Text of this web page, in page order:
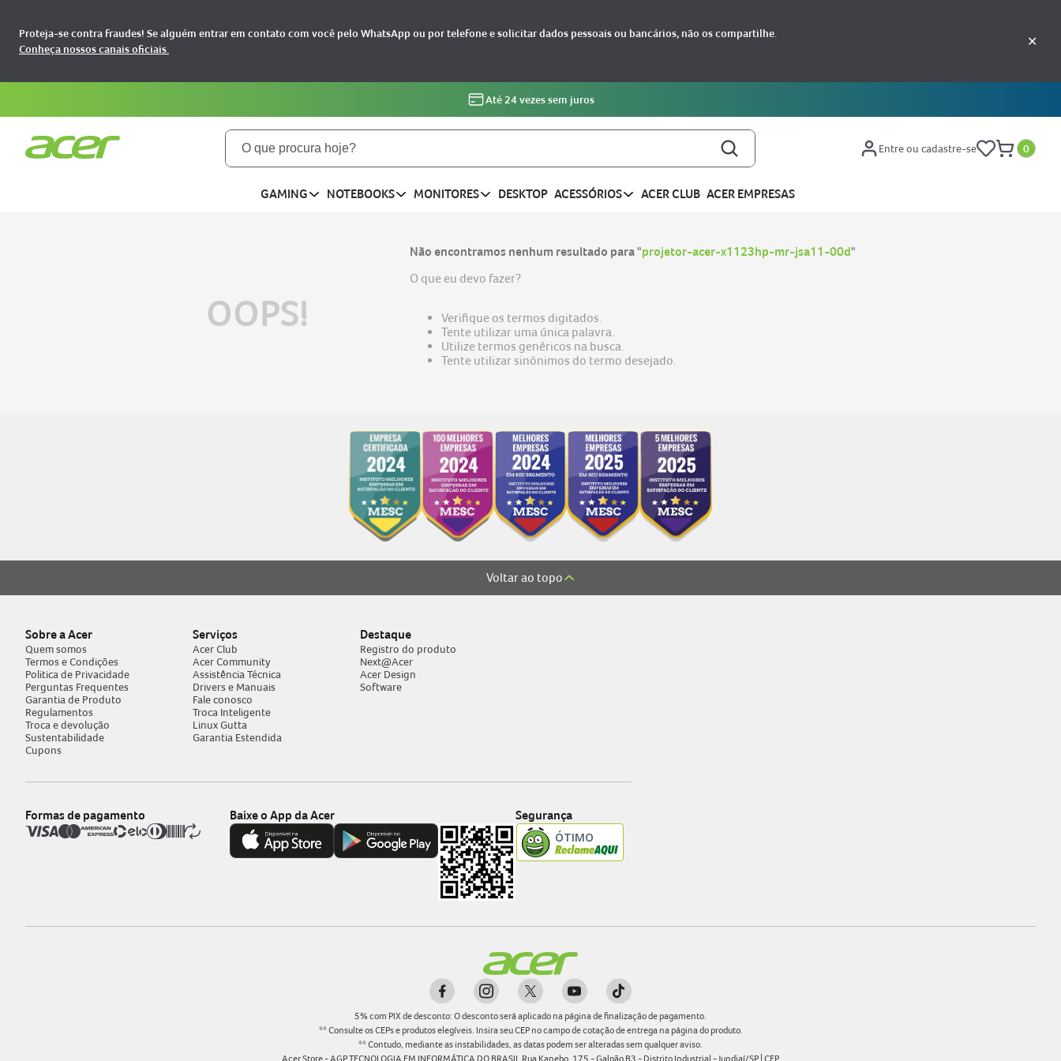
Proteja-se contra fraudes! Se alguém entrar em contato com você pelo WhatsApp ou por telefone e solicitar dados pessoais ou bancários, não os compartilhe.
Conheça nossos canais oficiais.
✕
5% OFF na primeira compra cupom:
O que procura hoje?
predator
Entre ou cadastre-se 0
GAMING NOTEBOOKS MONITORES DESKTOP ACESSÓRIOS ACER CLUB ACER EMPRESAS
OOPS!
Não encontramos nenhum resultado para "projetor-acer-x1123hp-mr-jsa11-00d"
O que eu devo fazer?
Verifique os termos digitados.
Tente utilizar uma única palavra.
Utilize termos genéricos na busca.
Tente utilizar sinônimos do termo desejado.
Voltar ao topo
Sobre a Acer
Quem somos
Termos e Condições
Politica de Privacidade
Perguntas Frequentes
Garantia de Produto
Regulamentos
Troca e devolução
Sustentabilidade
Cupons
Serviços
Acer Club
Acer Community
Assistência Técnica
Drivers e Manuais
Fale conosco
Troca Inteligente
Linux Gutta
Garantia Estendida
Destaque
Registro do produto
Next@Acer
Acer Design
Software
Formas de pagamento Baixe o App da Acer Segurança
5%com PIX de desconto: O desconto será aplicado na página de finalização de pagamento.
** Consulte os CEPs e produtos elegíveis. Insira seu CEP no campo de cotação de entrega na página do produto.
** Contudo, mediante as instabilidades, as datas podem ser alteradas sem qualquer aviso.
Acer Store - AGP TECNOLOGIA EM INFORMÁTICA DO BRASIL Rua Kanebo, 175 - Galpão B3 - Distrito Industrial - Jundiaí/SP | CEP